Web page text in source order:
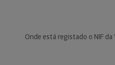
Onde está registado o NIF da